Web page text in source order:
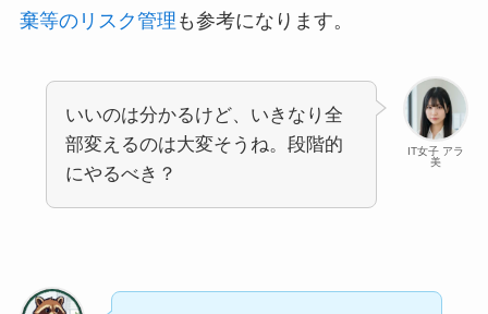
棄等のリスク管理 も参考になります。
IT女子 アラ
美
いいのは分かるけど、いきなり全
部変えるのは大変そうね。段階的
にやるべき？